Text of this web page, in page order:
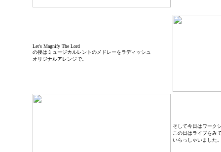
Let's Magnify The Lord
の後はミュージカルレントのメドレーをラディッシュ
オリジナルアレンジで。
そして今日はワーク
この日はライブをみ
いらっしゃいました